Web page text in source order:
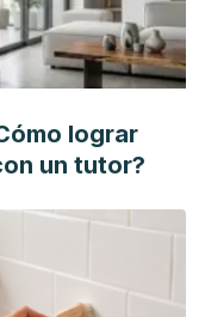
lograr
un tutor?